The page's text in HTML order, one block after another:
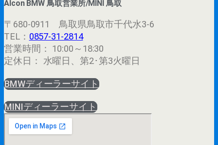
Alcon BMW 鳥取営業所/MINI 鳥取
〒680-0911 鳥取県鳥取市千代水3-6
TEL： 0857-31-2814
営業時間： 10:00～18:30
定休日： 水曜日、第2･第3火曜日
BMWディーラーサイト
MINIディーラーサイト